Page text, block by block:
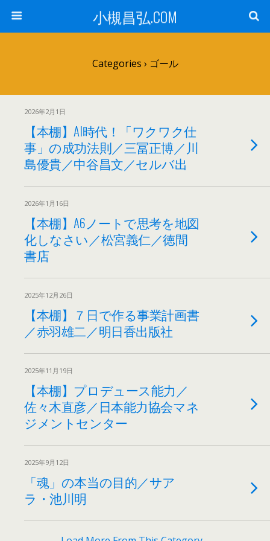
小槻昌弘.COM
Categories › ゴール
2026年2月1日
【本棚】AI時代！「ワクワク仕
事」の成功法則／三冨正博／川
島優貴／中谷昌文／セルバ出
2026年1月16日
【本棚】A6ノートで思考を地図
化しなさい／松宮義仁／徳間
書店
2025年12月26日
【本棚】７日で作る事業計画書
／赤羽雄二／明日香出版社
2025年11月19日
【本棚】プロデュース能力／
佐々木直彦／日本能力協会マネ
ジメントセンター
2025年9月12日
「魂」の本当の目的／サア
ラ・池川明